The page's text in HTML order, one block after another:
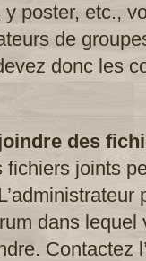
poster, etc.,
de
donc les
des
fichiers joints
dans
Contactez